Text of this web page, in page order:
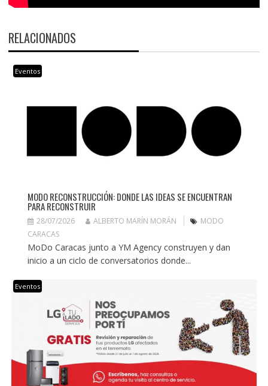
RELACIONADOS
Eventos
MODO RECONSTRUCCIÓN: DONDE LAS IDEAS SE ENCUENTRAN
PARA RECONSTRUIR
28/07/2026 ALBERTO MARÍN MORÁN
MODO
CARACAS
MoDo Caracas junto a YM Agency construyen y dan
inicio a un ciclo de conversatorios donde...
Eventos